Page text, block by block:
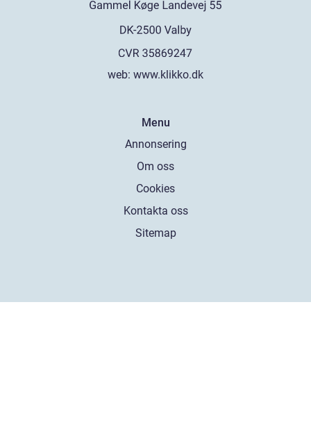
web: www.klikko.dk
Menu
Annonsering
Om oss
Cookies
Kontakta oss
Sitemap